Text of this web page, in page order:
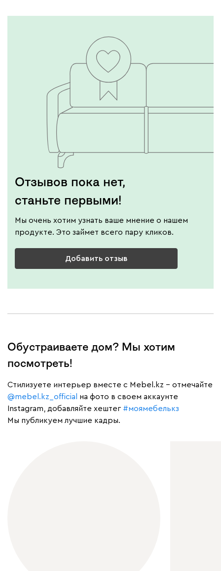
Отзывов пока нет,
станьте первыми!
Мы очень хотим узнать ваше мнение о нашем
продукте. Это займет всего пару кликов.
Добавить отзыв
Обустраиваете дом? Мы хотим
посмотреть!
Cтилизуете интерьер вместе с Mebel.kz – отмечайте
@mebel.kz_official
на фото в своем аккаунте
Instagram, добавляйте хештег #моямебелькз
Мы публикуем лучшие кадры.